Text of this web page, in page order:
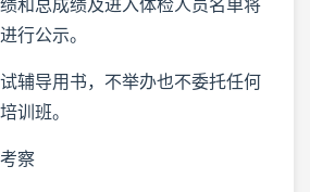
行公示。
辅导用书，不举办也不委托任何
训班。
察